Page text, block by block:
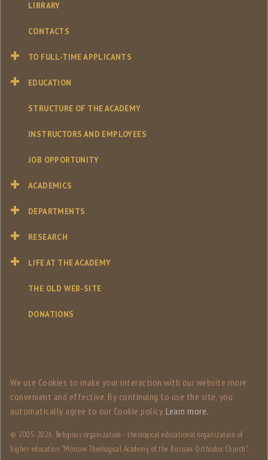
LIBRARY
CONTACTS
TO FULL-TIME APPLICANTS
EDUCATION
STRUCTURE OF THE ACADEMY
INSTRUCTORS AND EMPLOYEES
JOB OPPORTUNITY
ACADEMICS
DEPARTMENTS
RESEARCH
LIFE AT THE ACADEMY
THE OLD WEB-SITE
DONATIONS
We use Сookies to make your interaction with our website more
convenient and effective. By continuing to use the site, you
automatically agree to our Сookie policy. Learn more..
© 2005-2026, Religious organization - theological educational organization of
higher education "Moscow Theological Academy of the Russian Orthodox Church".